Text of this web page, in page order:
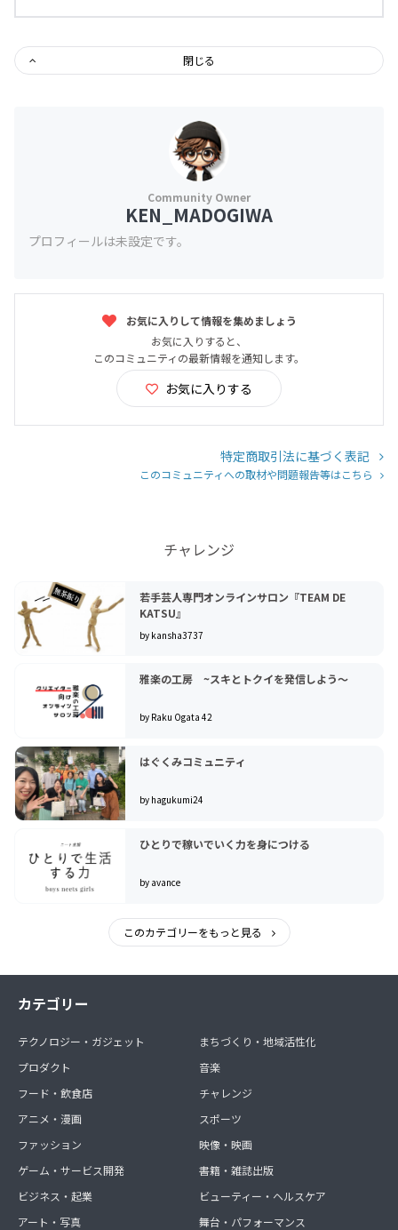
閉じる
KEN_MADOGIWA
プロフィールは未設定です。
お気に入りして情報を集めましょう
お気に入りすると、
このコミュニティの最新情報を通知します。
お気に入りする
特定商取引法に基づく表記
このコミュニティへの取材や問題報告等はこちら
チャレンジ
若手芸人専門オンラインサロン『TEAM DE
KATSU』
by kansha3737
雅楽の工房 ~スキとトクイを発信しよう〜
by Raku Ogata 42
はぐくみコミュニティ
by hagukumi24
ひとりで稼いでいく力を身につける
by avance
このカテゴリーをもっと見る
カテゴリー
テクノロジー・ガジェット
プロダクト
フード・飲食店
アニメ・漫画
ファッション
ゲーム・サービス開発
ビジネス・起業
アート・写真
まちづくり・地域活性化
音楽
チャレンジ
スポーツ
映像・映画
書籍・雑誌出版
ビューティー・ヘルスケア
舞台・パフォーマンス